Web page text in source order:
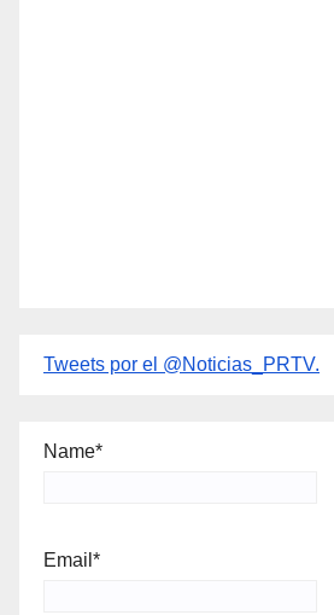
Tweets por el @Noticias_PRTV.
Name*
Email*